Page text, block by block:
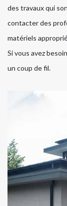
des travaux qui
contacter des
matériels
Si vous avez
un coup de fil.